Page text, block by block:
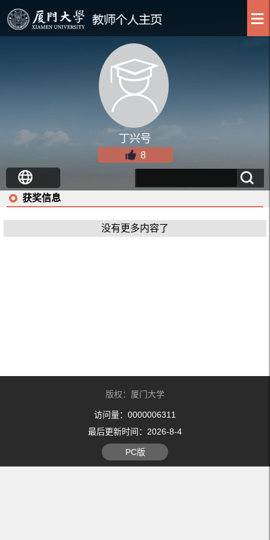
丁兴号
8
获奖信息
没有更多内容了
版权：厦门大学
访问量： 0000006311
最后更新时间： 2026-8-4
PC版